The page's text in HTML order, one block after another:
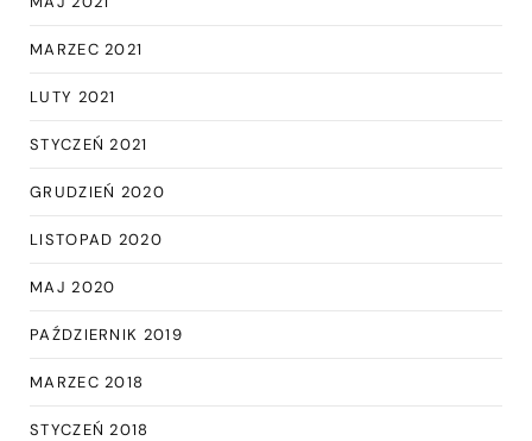
MARZEC 2021
LUTY 2021
STYCZEŃ 2021
GRUDZIEŃ 2020
LISTOPAD 2020
MAJ 2020
PAŹDZIERNIK 2019
MARZEC 2018
STYCZEŃ 2018